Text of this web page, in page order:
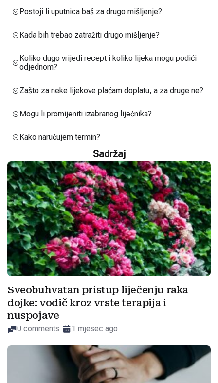
Postoji li uputnica baš za drugo mišljenje?
Kada bih trebao zatražiti drugo mišljenje?
Koliko dugo vrijedi recept i koliko lijeka mogu podići
odjednom?
Zašto za neke lijekove plaćam doplatu, a za druge ne?
Mogu li promijeniti izabranog liječnika?
Kako naručujem termin?
Sadržaj
Sveobuhvatan pristup liječenju raka
dojke: vodič kroz vrste terapija i
nuspojave
0 comments 1 mjesec ago